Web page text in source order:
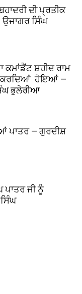
ਦੀ ਪ੍ਰਤੀਕ
ਸਿੰਘ
ਕਮਾਂਡੈਂਟ ਸ਼ਹੀਦ ਰਾਮ
ਕਰਦਿਆਂ ਹੋਇਆਂ —
ਭੁਲੇਰੀਆ
ਪਾਤਰ — ਗੁਰਦੀਸ਼
ਪਾਤਰ ਜੀ ਨੂੰ